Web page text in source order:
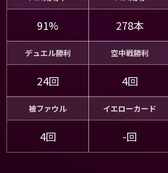
91% 278本
デュエル勝利
24回
空中戦勝利
4回
被ファウル
4回
イエローカード
-回